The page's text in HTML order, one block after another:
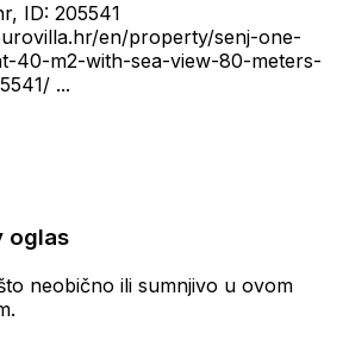
ID: 205541
en/property/senj-one-
40-m2-with-sea-view-80-meters-
...
oglas
neobično ili sumnjivo u ovom